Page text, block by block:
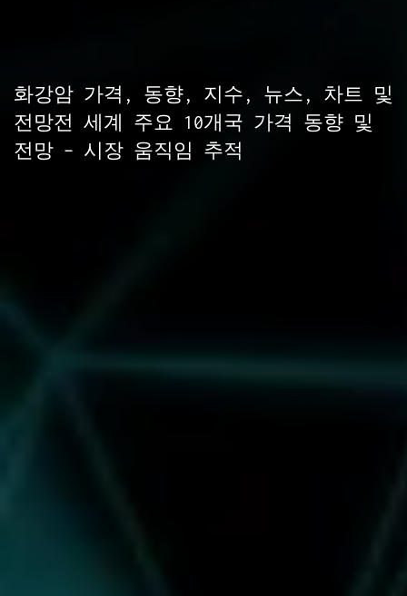
화강암 가격, 동향, 지수, 뉴스, 차트 및
전망전 세계 주요 10개국 가격 동향 및
전망 – 시장 움직임 추적